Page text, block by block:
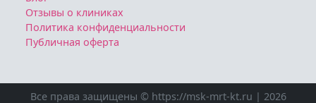
Все права защищены © https://msk-mrt-kt.ru | 2026
Ознакомтесь с условиями Политики конфиденциальности
Публичной оферты